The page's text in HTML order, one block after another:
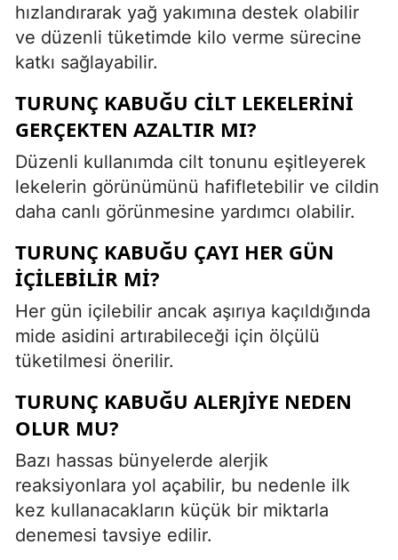
hızlandırarak yağ yakımına destek olabilir
ve düzenli tüketimde kilo verme sürecine
katkı sağlayabilir.
TURUNÇ KABUĞU CILT LEKELERINI
GERÇEKTEN AZALTIR MI?
Düzenli kullanımda cilt tonunu eşitleyerek
lekelerin görünümünü hafifletebilir ve cildin
daha canlı görünmesine yardımcı olabilir.
TURUNÇ KABUĞU ÇAYI HER GÜN
IÇILEBILIR MI?
Her gün içilebilir ancak aşırıya kaçıldığında
mide asidini artırabileceği için ölçülü
tüketilmesi önerilir.
TURUNÇ KABUĞU ALERJIYE NEDEN
OLUR MU?
Bazı hassas bünyelerde alerjik
reaksiyonlara yol açabilir, bu nedenle ilk
kez kullanacakların küçük bir miktarla
denemesi tavsiye edilir.